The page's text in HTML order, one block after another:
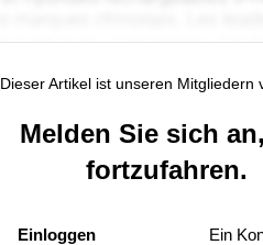
Dieser Artikel ist unseren Mitgliedern
Melden Sie sich
fortzufahren.
Einloggen Ein